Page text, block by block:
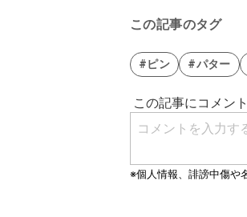
この記事のタグ
#ピン #パター